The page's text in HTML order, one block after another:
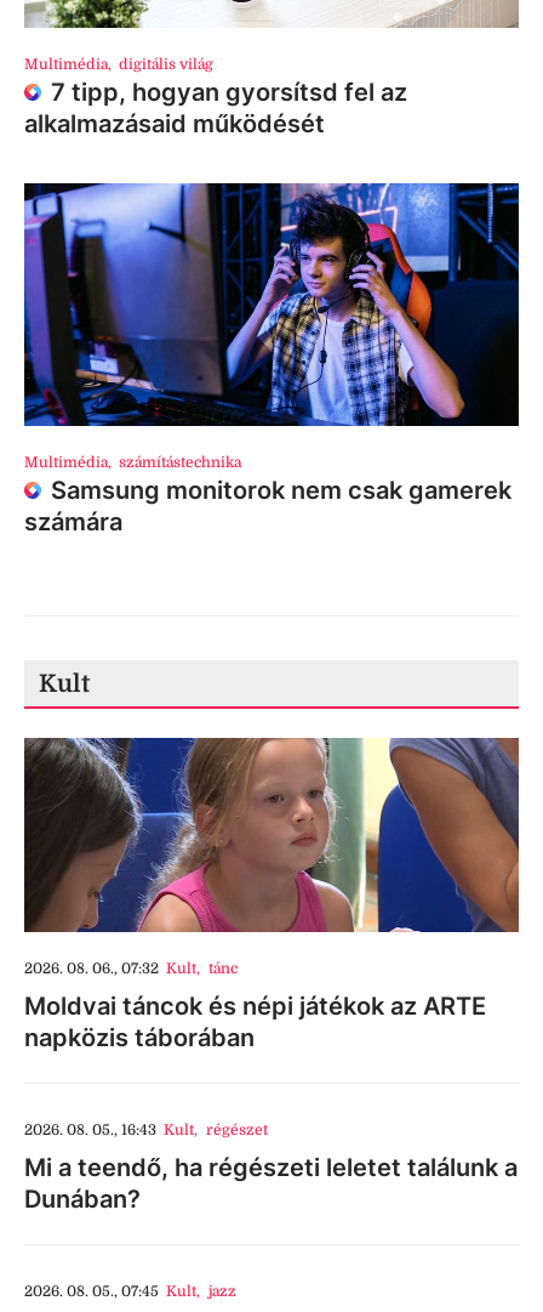
Multimédia, digitális világ
7 tipp, hogyan gyorsítsd fel az
alkalmazásaid működését
Multimédia, számítástechnika
Samsung monitorok nem csak gamerek
számára
Kult
2026. 08. 06., 07:32 Kult, tánc
Moldvai táncok és népi játékok az ARTE
napközis táborában
2026. 08. 05., 16:43 Kult, régészet
Mi a teendő, ha régészeti leletet találunk a
Dunában?
2026. 08. 05., 07:45 Kult, jazz